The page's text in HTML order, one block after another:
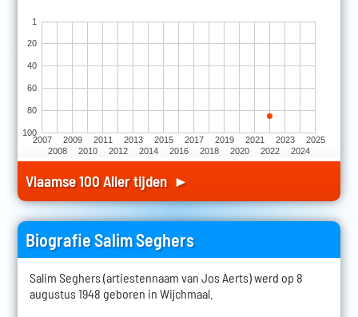
2007
2008
2009
2010
2011
2012
2013
2014
2015
2016
2017
2018
2019
2020
2021
2022
2023
2024
2025
1
20
40
60
80
100
Vlaamse 100 Aller tijden ►
Biografie Salim Seghers
Salim Seghers (artiestennaam van Jos Aerts) werd op 8
augustus 1948 geboren in Wijchmaal.